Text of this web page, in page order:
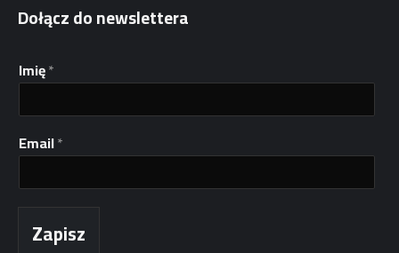
Dołącz do newslettera
*
E
a
i
l
m
Imię*
Email*
Zapisz